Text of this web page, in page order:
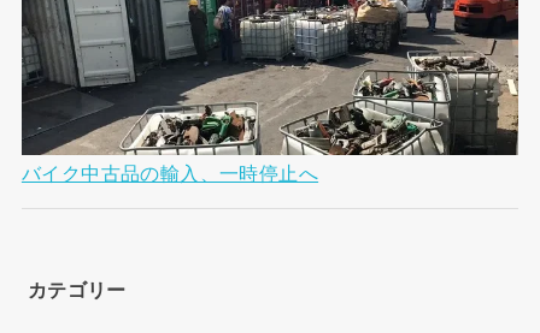
バイク中古品の輸入、一時停止へ
カテゴリー